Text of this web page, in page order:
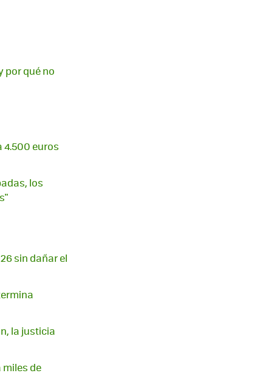
por qué no
4.500 euros
los
sin dañar el
la justicia
miles de